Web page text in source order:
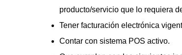
producto/servicio que lo requiera
Tener facturación electrónica
Contar con sistema POS activo.